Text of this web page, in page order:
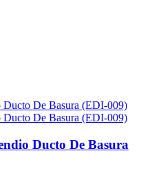
Ducto De Basura